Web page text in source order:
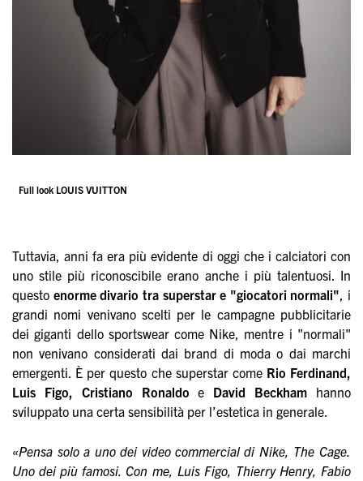
Full look LOUIS VUITTON
Tuttavia, anni fa era più evidente di oggi che i calciatori con
uno stile più riconoscibile erano anche i più talentuosi. In
questo enorme divario tra superstar e "giocatori normali", i
grandi nomi venivano scelti per le campagne pubblicitarie
dei giganti dello sportswear come Nike, mentre i "normali"
non venivano considerati dai brand di moda o dai marchi
emergenti. È per questo che superstar come Rio Ferdinand,
Luis Figo, Cristiano Ronaldoe David Beckham hanno
sviluppato una certa sensibilità per l’estetica in generale.
«Pensa solo a uno dei video commercial di Nike, The Cage.
Uno dei più famosi. Con me, Luis Figo, Thierry Henry, Fabio